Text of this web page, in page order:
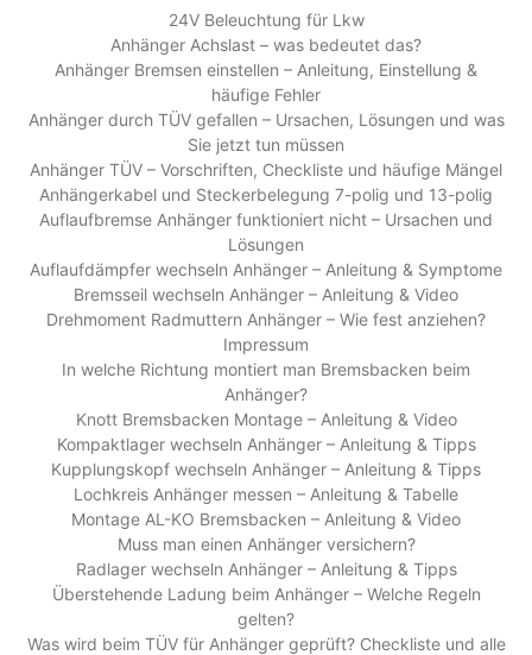
24V Beleuchtung für Lkw
Anhänger Achslast – was bedeutet das?
Anhänger Bremsen einstellen – Anleitung, Einstellung &
häufige Fehler
Anhänger durch TÜV gefallen – Ursachen, Lösungen und was
Sie jetzt tun müssen
Anhänger TÜV – Vorschriften, Checkliste und häufige Mängel
Anhängerkabel und Steckerbelegung 7-polig und 13-polig
Auflaufbremse Anhänger funktioniert nicht – Ursachen und
Lösungen
Auflaufdämpfer wechseln Anhänger – Anleitung & Symptome
Bremsseil wechseln Anhänger – Anleitung & Video
Drehmoment Radmuttern Anhänger – Wie fest anziehen?
Impressum
In welche Richtung montiert man Bremsbacken beim
Anhänger?
Knott Bremsbacken Montage – Anleitung & Video
Kompaktlager wechseln Anhänger – Anleitung & Tipps
Kupplungskopf wechseln Anhänger – Anleitung & Tipps
Lochkreis Anhänger messen – Anleitung & Tabelle
Montage AL-KO Bremsbacken – Anleitung & Video
Muss man einen Anhänger versichern?
Radlager wechseln Anhänger – Anleitung & Tipps
Überstehende Ladung beim Anhänger – Welche Regeln
gelten?
Was wird beim TÜV für Anhänger geprüft? Checkliste und alle